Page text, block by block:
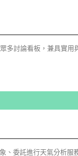
多討論看板，兼具實用
、委託進行天氣分析服